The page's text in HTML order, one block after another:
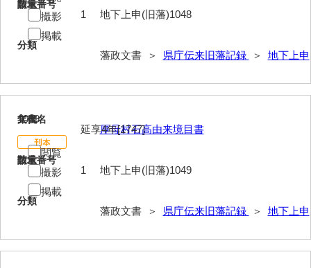
請求番号
地下上申(旧藩)1048
分類
藩政文書 ＞ 県庁伝来旧藩記録 ＞ 地下上申
数量
1
撮影
掲載
1049
文書名
厚母村石高由来境目書
請求番号
地下上申(旧藩)1049
分類
藩政文書 ＞ 県庁伝来旧藩記録 ＞ 地下上申
年代
延享4年[1747]
数量
1
閲覧
撮影
掲載